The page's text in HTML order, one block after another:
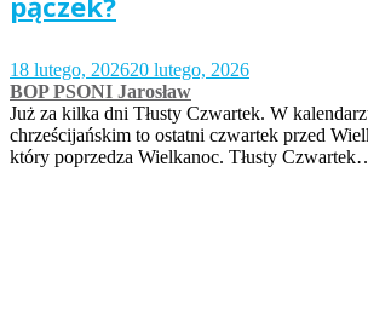
18 lutego, 202620 lutego, 2026
BOP PSONI Jarosław
Już za kilka dni Tłusty Czwartek. W
chrześcijańskim to ostatni czwartek przed
który poprzedza Wielkanoc. Tłusty